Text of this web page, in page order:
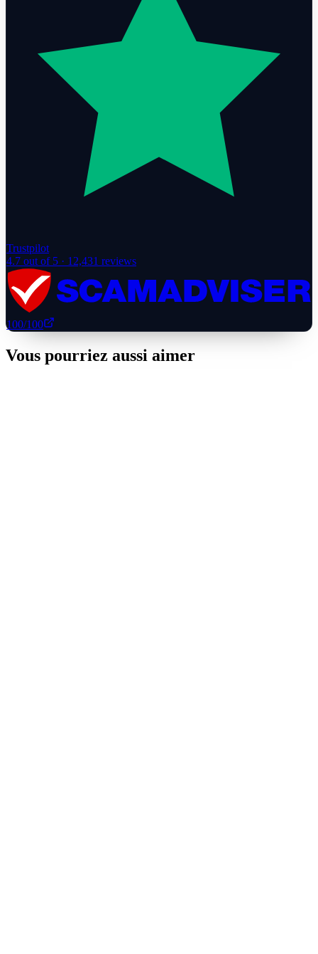
Trustpilot
4.7 out of 5 · 12,431 reviews
100/100
Vous pourriez aussi aimer